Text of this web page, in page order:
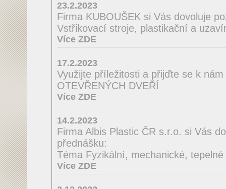
23.2.2023
Firma KUBOUŠEK si Vás dovoluje
Vstřikovací stroje, plastikační a
Více ZDE
17.2.2023
Využijte příležitosti a přijďte se k
OTEVŘENÝCH DVEŘÍ
Více ZDE
14.2.2023
Firma Albis Plastic ČR s.r.o. si Vás
přednášku:
Téma Fyzikální, mechanické,
Více ZDE